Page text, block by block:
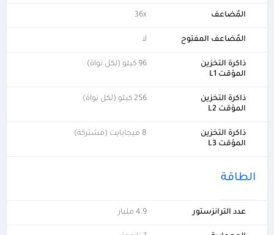
المُضاعف 36x
المُضاعف المفتوح لا
ذاكرة التخزين
المؤقت L1
96 كيلو (لكل نواة)
ذاكرة التخزين
المؤقت L2
256 كيلو (لكل نواة)
ذاكرة التخزين
المؤقت L3
8 ميجابايت (مشتركة)
الطاقة
عدد الترانزستور 4.9 مليار